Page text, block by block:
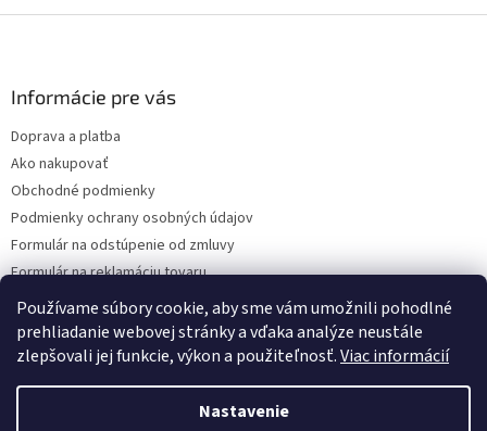
Používame súbory cookie, aby sme vám umožnili pohodlné
prehliadanie webovej stránky a vďaka analýze neustále
zlepšovali jej funkcie, výkon a použiteľnosť.Viac informácií
Nastavenie
Informácie pre vás
Doprava a platba
Ako nakupovať
Obchodné podmienky
Podmienky ochrany osobných údajov
Formulár na odstúpenie od zmluvy
Formulár na reklamáciu tovaru
Kontakty